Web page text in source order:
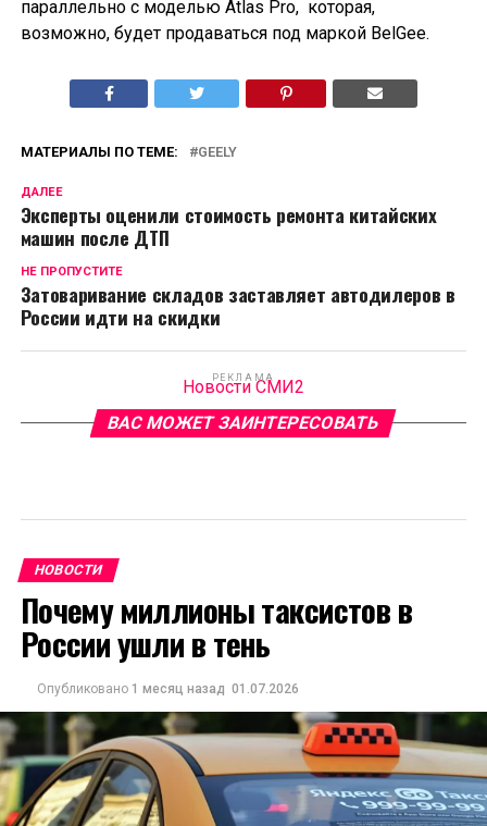
параллельно с моделью Atlas Pro, которая,
возможно, будет продаваться под маркой BelGee.
МАТЕРИАЛЫ ПО ТЕМЕ: GEELY
ДАЛЕЕ
Эксперты оценили стоимость ремонта китайских
машин после ДТП
НЕ ПРОПУСТИТЕ
Затоваривание складов заставляет автодилеров в
России идти на скидки
РЕКЛАМА
Новости СМИ2
ВАС МОЖЕТ ЗАИНТЕРЕСОВАТЬ
НОВОСТИ
Почему миллионы таксистов в
России ушли в тень
Опубликовано 1 месяц назад 01.07.2026